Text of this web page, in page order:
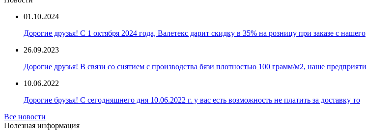
01.10.2024
Дорогие друзья! С 1 октября 2024 года, Валетекс дарит скидку в 35% на розницу при заказе с нашего
26.09.2023
Дорогие друзья! В связи со снятием с производства бязи плотностью 100 грамм/м2, наше
10.06.2022
Дорогие брузья! С сегодняшнего дня 10.06.2022 г. у вас есть возможность не платить за доставку то
Все новости
Полезная информация